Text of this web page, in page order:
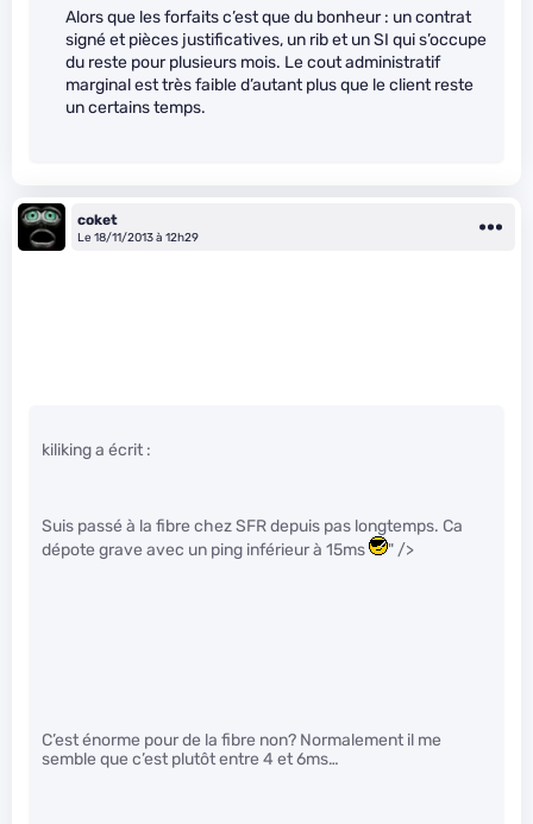
Alors que les forfaits c’est que du bonheur : un contrat
signé et pièces justificatives, un rib et un SI qui s’occupe
du reste pour plusieurs mois. Le cout administratif
marginal est très faible d’autant plus que le client reste
un certains temps.
coket
Le 18/11/2013 à 12h29
kiliking a écrit :
Suis passé à la fibre chez SFR depuis pas longtemps. Ca
dépote grave avec un ping inférieur à 15ms
" />
C’est énorme pour de la fibre non? Normalement il me
semble que c’est plutôt entre 4 et 6ms…